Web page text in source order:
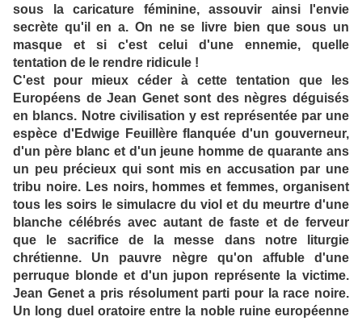
sous la caricature féminine, assouvir ainsi l'envie
secrète qu'il en a. On ne se livre bien que sous un
masque et si c'est celui d'une ennemie, quelle
tentation de le rendre ridicule !
C'est pour mieux céder à cette tentation que les
Européens de Jean Genet sont des nègres déguisés
en blancs. Notre civilisation y est représentée par une
espèce d'Edwige Feuillère flanquée d'un gouverneur,
d'un père blanc et d'un jeune homme de quarante ans
un peu précieux qui sont mis en accusation par une
tribu noire. Les noirs, hommes et femmes, organisent
tous les soirs le simulacre du viol et du meurtre d'une
blanche célébrés avec autant de faste et de ferveur
que le sacrifice de la messe dans notre liturgie
chrétienne. Un pauvre nègre qu'on affuble d'une
perruque blonde et d'un jupon représente la victime.
Jean Genet a pris résolument parti pour la race noire.
Un long duel oratoire entre la noble ruine européenne